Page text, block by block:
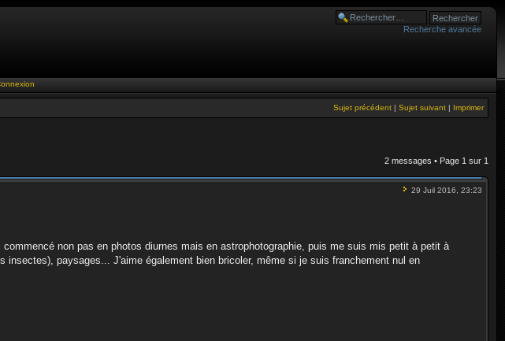
Recherche avancée
Imprimer
Sujet suivant |
Sujet précédent |
2 messages • Page 1 sur 1
29 Juil 2016, 23:23
non pas en photos diurnes mais en astrophotographie, puis me suis mis petit à petit à
paysages... J'aime également bien bricoler, même si je suis franchement nul en